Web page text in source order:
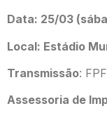
Data: 25/03
Local: Estádio
Transmissão:
Assessoria de